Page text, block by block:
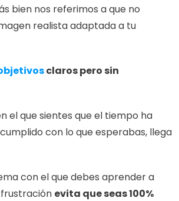
bien nos referimos a que no
realista adaptada a tu
claros pero sin
el que sientes que el tiempo ha
con lo que esperabas, llega
con el que debes aprender a
evita que seas 100%